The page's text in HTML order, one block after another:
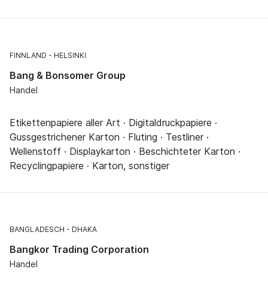
FINNLAND HELSINKI
Bang & Bonsomer Group
Handel
Etikettenpapiere aller Art · Digitaldruckpapiere ·
Gussgestrichener Karton · Fluting · Testliner ·
Wellenstoff · Displaykarton · Beschichteter Karton ·
Recyclingpapiere · Karton, sonstiger
BANGLADESCH DHAKA
Bangkor Trading Corporation
Handel